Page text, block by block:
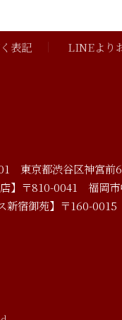
表記 LINEより
東京都渋谷区神宮前
】 〒810-0041
福岡
新宿御苑】 〒160-0015